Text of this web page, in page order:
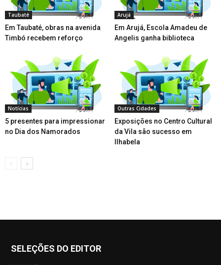
Taubaté
Em Taubaté, obras na avenida
Timbó recebem reforço
Arujá
Em Arujá, Escola Amadeu de
Angelis ganha biblioteca
Notícias
5 presentes para impressionar
no Dia dos Namorados
Outras Cidades
Exposições no Centro Cultural
da Vila são sucesso em
Ilhabela
SELEÇÕES DO EDITOR